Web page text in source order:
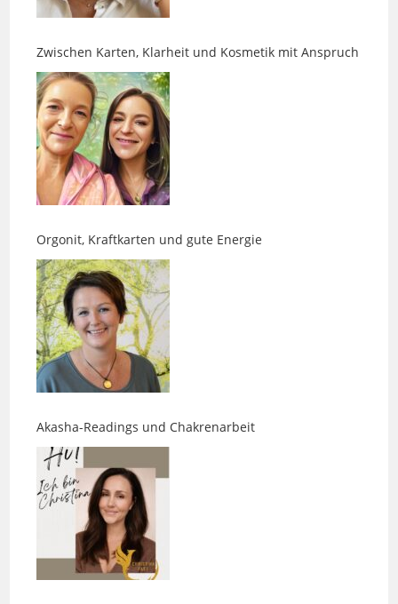
Zwischen Karten, Klarheit und Kosmetik mit Anspruch
Orgonit, Kraftkarten und gute Energie
Akasha-Readings und Chakrenarbeit
Was Gesichter über Menschen erzählen